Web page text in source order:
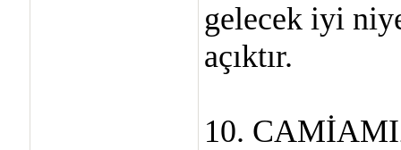
gelecek iyi
açıktır.
10.